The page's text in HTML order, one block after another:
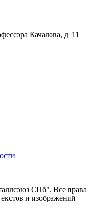
Качалова, д. 11
СПб". Все права
и изображений